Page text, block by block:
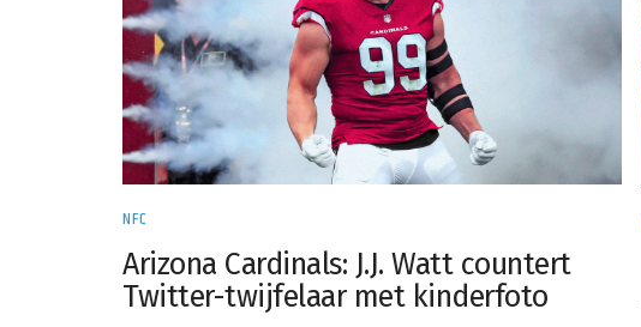
NFC
Arizona Cardinals: J.J. Watt countert
Twitter-twijfelaar met kinderfoto